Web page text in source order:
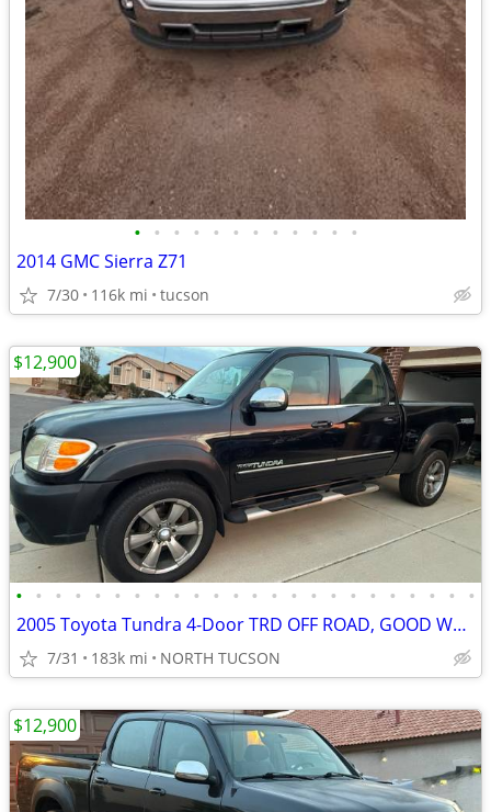
• • • • • • • • • • • •
2014 GMC Sierra Z71
7/30 116k mi tucson
• • • • • • • • • • • • • • • • • • • • • • • •
2005 Toyota Tundra 4-Door TRD OFF ROAD, GOOD WORK TRUCK, SR5, 183 K
7/31 183k mi NORTH TUCSON
$12,900
$12,900